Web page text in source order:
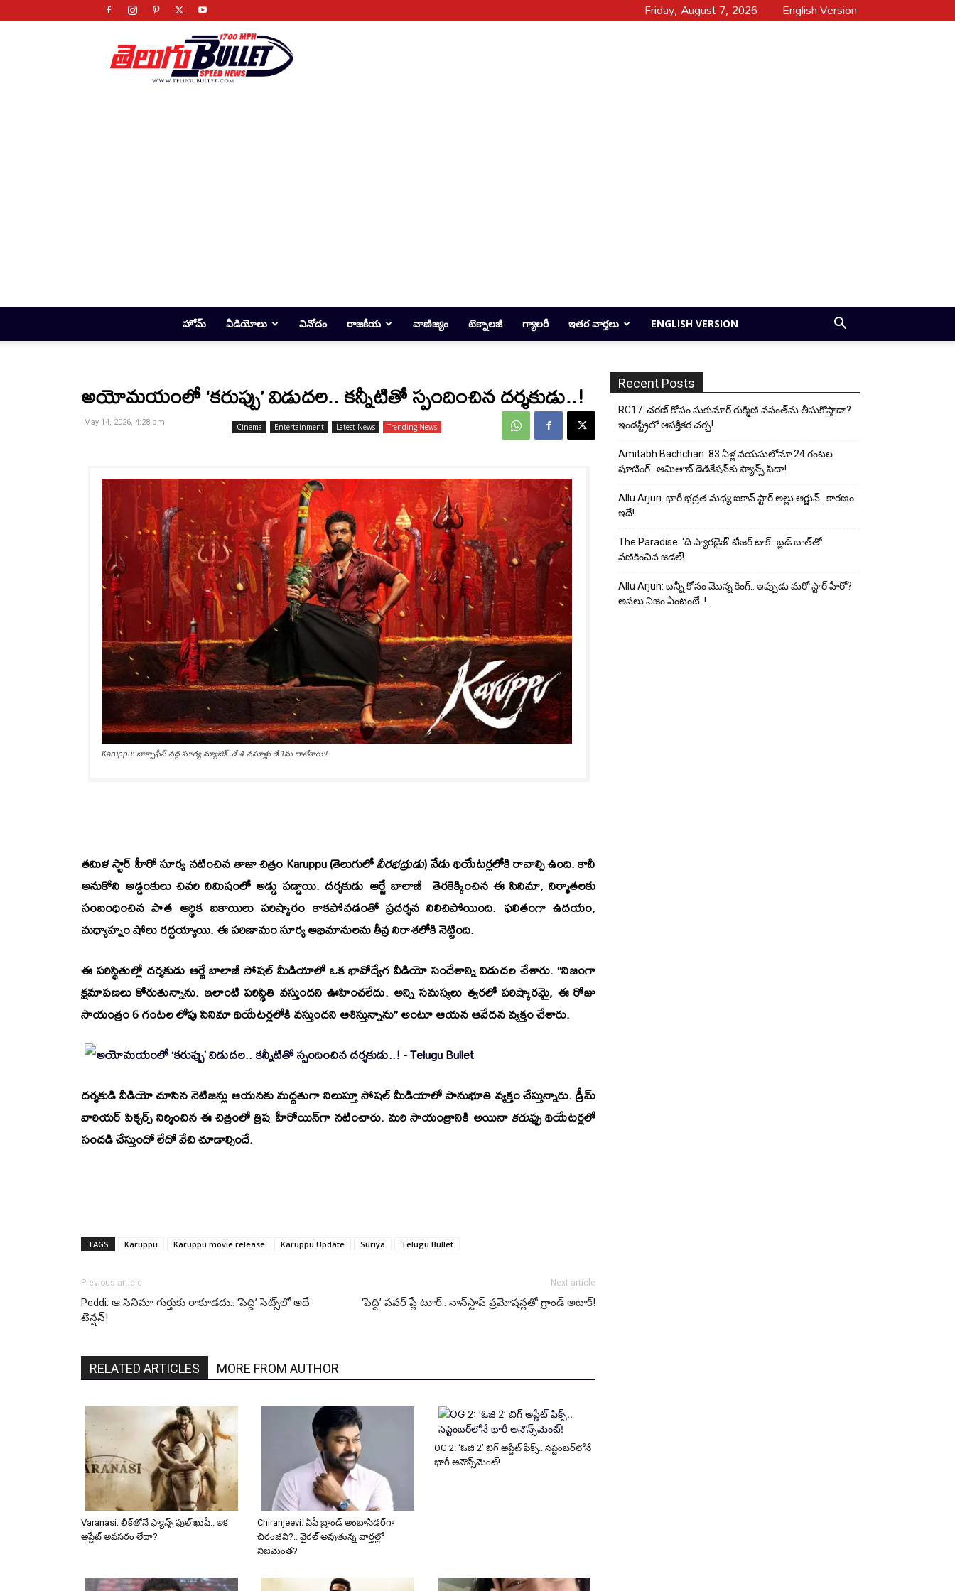
Friday, August 7, 2026 English Version
Telugu
Bullet
హోమ్ వీడియోలు వినోదం రాజకీయ వాణిజ్యం టెక్నాలజీ గ్యాలరీ ఇతర వార్తలు ENGLISH VERSION
Cinema Entertainment Latest News Trending News
అయోమయంలో ‘కరుప్పు’ విడుదల.. కన్నీటితో స్పందించిన దర్శకుడు..!
May 14, 2026, 4:28 pm
Karuppu: బాక్సాఫీస్ వద్ద సూర్య మ్యాజిక్..డే 4 వసూళ్లు డే 1ను దాటేశాయి!
తమిళ స్టార్ హీరో సూర్య నటించిన తాజా చిత్రంKaruppu(తెలుగులోవీరభద్రుడు) నేడు థియేటర్లలోకి రావాల్సి ఉంది. కానీ
అనుకోని అడ్డంకులు చివరి నిమిషంలో అడ్డు పడ్డాయి. దర్శకుడు ఆర్జే బాలాజీ తెరకెక్కించిన ఈ సినిమా, నిర్మాతలకు
సంబంధించిన పాత ఆర్థిక బకాయిలు పరిష్కారం కాకపోవడంతో ప్రదర్శన నిలిచిపోయింది. ఫలితంగా ఉదయం,
మధ్యాహ్నం షోలు రద్దయ్యాయి. ఈ పరిణామం సూర్య అభిమానులను తీవ్ర నిరాశలోకి నెట్టింది.
ఈ పరిస్థితుల్లో దర్శకుడు ఆర్జే బాలాజీ సోషల్ మీడియాలో ఒక భావోద్వేగ వీడియో సందేశాన్ని విడుదల చేశారు. “నిజంగా
క్షమాపణలు కోరుతున్నాను. ఇలాంటి పరిస్థితి వస్తుందని ఊహించలేదు. అన్ని సమస్యలు త్వరలో పరిష్కారమై, ఈ రోజు
సాయంత్రం 6 గంటల లోపు సినిమా థియేటర్లలోకి వస్తుందని ఆశిస్తున్నాను” అంటూ ఆయన ఆవేదన వ్యక్తం చేశారు.
దర్శకుడి వీడియో చూసిన నెటిజన్లు ఆయనకు మద్దతుగా నిలుస్తూ సోషల్ మీడియాలో సానుభూతి వ్యక్తం చేస్తున్నారు. డ్రీమ్
వారియర్పిక్చర్స్నిర్మించిన ఈ చిత్రంలో త్రిష హీరోయిన్‌గా నటించారు. మరి సాయంత్రానికి అయినాకరుప్పుథియేటర్లలో
సందడి చేస్తుందో లేదో వేచి చూడాల్సిందే.
TAGS Karuppu Karuppu movie release Karuppu Update Suriya Telugu Bullet
Previous article
Peddi: ఆ సినిమా గుర్తుకు రాకూడదు.. ‘పెద్ది’ సెట్స్‌లో అదే
టెన్షన్!
Next article
‘పెద్ది’ పవర్ ప్లే టూర్.. నాన్‌స్టాప్ ప్రమోషన్లతో గ్రాండ్ అటాక్!
RELATED ARTICLES MORE FROM AUTHOR
Varanasi: లీక్‌తోనే ఫ్యాన్స్ ఫుల్ ఖుషీ.. ఇక
అప్డేట్ అవసరం లేదా?
Chiranjeevi: ఏపీ బ్రాండ్ అంబాసిడర్‌గా
చిరంజీవి?.. వైరల్ అవుతున్న వార్తల్లో
నిజమెంత?
OG 2: ‘ఓజి 2’ బిగ్ అప్డేట్ ఫిక్స్.. సెప్టెంబర్‌లోనే
భారీ అనౌన్స్‌మెంట్!
Recent Posts
RC17: చరణ్ కోసం సుకుమార్ రుక్మిణి వసంత్‌ను తీసుకొస్తాడా?
ఇండస్ట్రీలో ఆసక్తికర చర్చ!
Amitabh Bachchan: 83 ఏళ్ల వయసులోనూ 24 గంటల
షూటింగ్.. అమితాబ్ డెడికేషన్‌కు ఫ్యాన్స్ ఫిదా!
Allu Arjun: భారీ భద్రత మధ్య ఐకాన్ స్టార్ అల్లు అర్జున్.. కారణం
ఇదే!
The Paradise: ‘ది ప్యారడైజ్’ టీజర్ టాక్.. బ్లడ్ బాత్‌తో
వణికించిన జడల్!
Allu Arjun: బన్నీ కోసం మొన్న కింగ్.. ఇప్పుడు మరో స్టార్ హీరో?
అసలు నిజం ఏంటంటే..!